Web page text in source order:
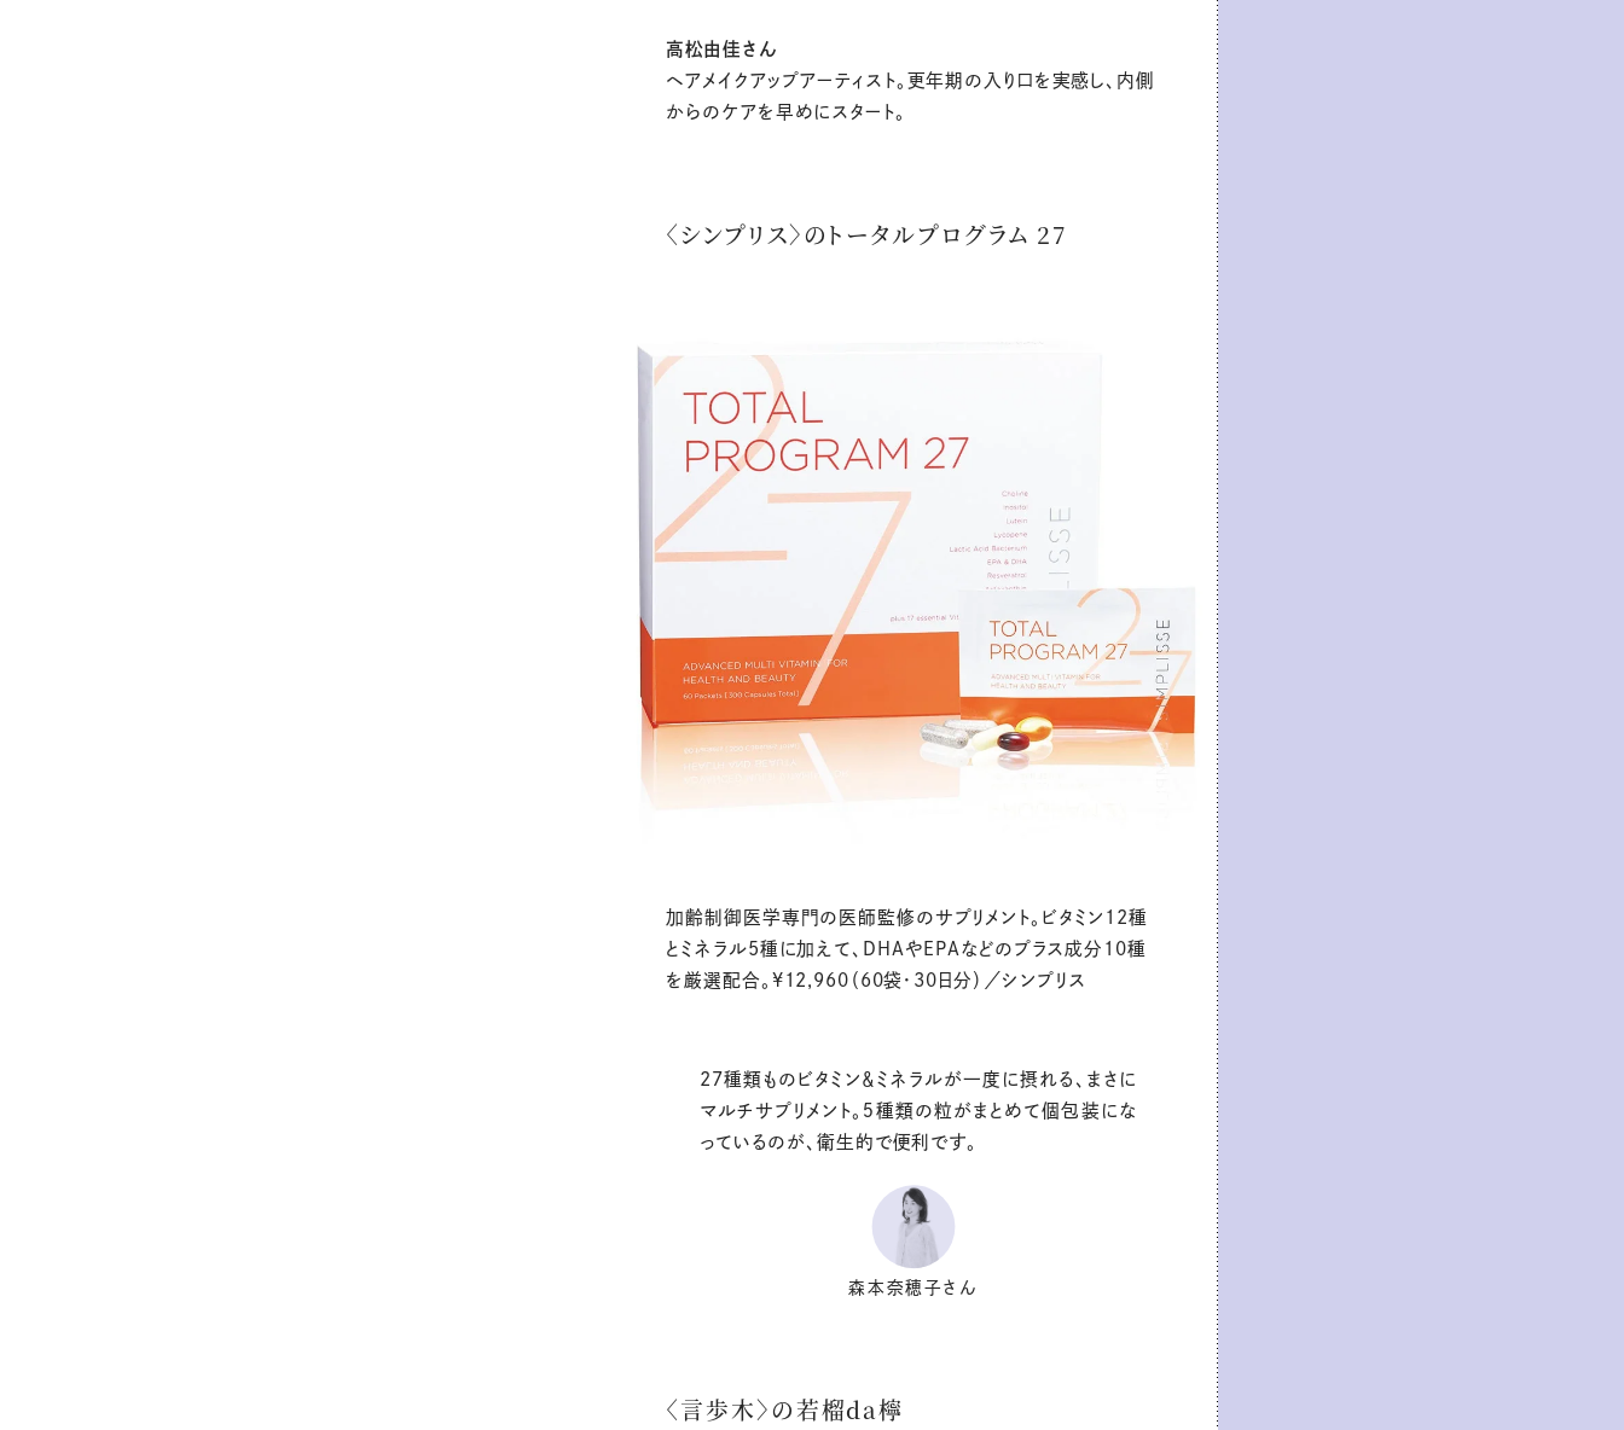
高松由佳さん
ヘアメイクアップアーティスト。更年期の入り口を実感し、内側
からのケアを早めにスタート。
〈シンプリス〉のトータルプログラム 27
加齢制御医学専門の医師監修のサプリメント。ビタミン12種
とミネラル5種に加えて、DHAやEPAなどのプラス成分10種
を厳選配合。¥12,960（60袋・30日分）／シンプリス
27種類ものビタミン＆ミネラルが一度に摂れる、まさに
マルチサプリメント。５種類の粒がまとめて個包装にな
っているのが、衛生的で便利です。
森本奈穂子さん
〈言歩木〉の若榴da檸